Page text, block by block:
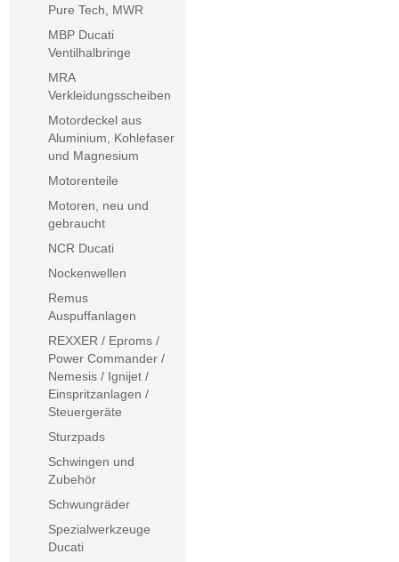
Pure Tech, MWR
MBP Ducati
Ventilhalbringe
MRA
Verkleidungsscheiben
Motordeckel aus
Aluminium, Kohlefaser
und Magnesium
Motorenteile
Motoren, neu und
gebraucht
NCR Ducati
Nockenwellen
Remus
Auspuffanlagen
REXXER / Eproms /
Power Commander /
Nemesis / Ignijet /
Einspritzanlagen /
Steuergeräte
Sturzpads
Schwingen und
Zubehör
Schwungräder
Spezialwerkzeuge
Ducati